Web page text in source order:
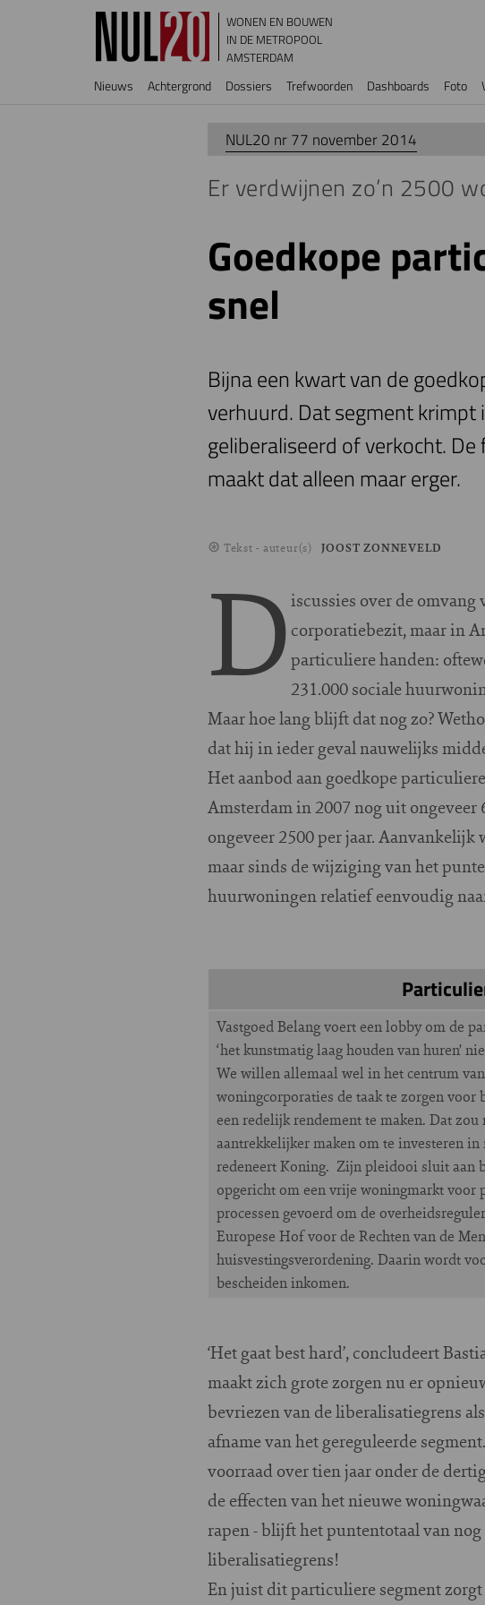
Overslaan en naar de inhoud gaan
WONEN EN BOUWEN
IN DE METROPOOL
AMSTERDAM
Hoofdnavigatie
Nieuws Achtergrond Dossiers Trefwoorden Dashboards Foto
NUL20 nr 77 november 2014
Er verdwijnen zo’n 2500
Goedkope
snel
Bijna een kwart van de
verhuurd. Dat segment
geliberaliseerd of verkocht.
maakt dat alleen maar erger.
Tekst - auteur(s) JOOST ZONNEVELD
Discussies over de
corporatiebezit, maar in
particuliere handen:
231.000 sociale
Maar hoe lang blijft dat nog zo?
dat hij in ieder geval nauwelijks
Het aanbod aan goedkope
Amsterdam in 2007 nog uit ongeveer
ongeveer 2500 per jaar.
maar sinds de wijziging van het
huurwoningen relatief eenvoudig
Vastgoed Belang voert een lobby om de
‘het kunstmatig laag houden van huren’
We willen allemaal wel in het centrum
woningcorporaties de taak te zorgen
een redelijk rendement te maken. Dat
aantrekkelijker maken om te investeren
redeneert Koning. Zijn pleidooi sluit aan
opgericht om een vrije woningmarkt voor
processen gevoerd om de
Europese Hof voor de Rechten van de
huisvestingsverordening. Daarin wordt
bescheiden inkomen.
‘Het gaat best hard’, concludeert
maakt zich grote zorgen nu er
bevriezen van de liberalisatiegrens
afname van het gereguleerde
voorraad over tien jaar onder de
de effecten van het nieuwe
rapen - blijft het puntentotaal van
liberalisatiegrens!
En juist dit particuliere segment